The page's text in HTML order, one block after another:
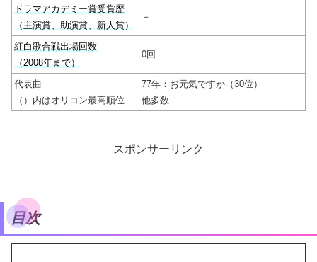
ドラマアカデミー賞受賞歴
（主演賞、助演賞、新人賞）
－
紅白歌合戦出場回数
（2008年まで）
0回
代表曲
（）内はオリコン最高順位
77年：お元気ですか（30位）
他多数
スポンサーリンク
目次